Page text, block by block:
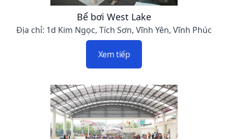
Bể bơi West Lake
Địa chỉ: 1d Kim Ngọc, Tích Sơn, Vĩnh Yên, Vĩnh Phúc
Xem tiếp